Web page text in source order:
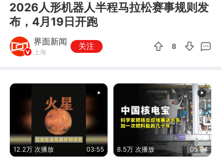
2026人形机器人半程马拉松赛事规则发
布，4月19日开跑
界面新闻
上海
关注 8
12.2万 次播放 03:55 8.5万 次播放 05:04